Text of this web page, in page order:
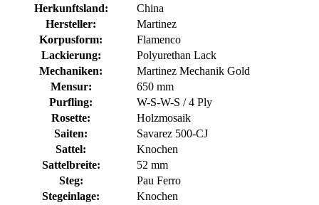
Herkunftsland:
China
Hersteller:
Martinez
Korpusform:
Flamenco
Lackierung:
Polyurethan Lack
Mechaniken:
Martinez Mechanik Gold
Mensur:
650 mm
Purfling:
W-S-W-S / 4 Ply
Rosette:
Holzmosaik
Saiten:
Savarez 500-CJ
Sattel:
Knochen
Sattelbreite:
52 mm
Steg:
Pau Ferro
Stegeinlage:
Knochen